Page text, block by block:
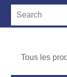
Tous les